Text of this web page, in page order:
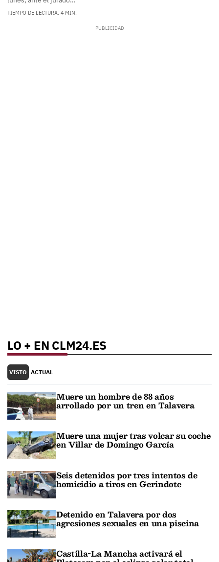
TIEMPO DE LECTURA: 4 MIN.
LO + EN CLM24.ES
VISTO ACTUAL
Muere un hombre de 88 años
arrollado por un tren en Talavera
Muere una mujer tras volcar su coche
en Villar de Domingo García
Seis detenidos por tres intentos de
homicidio a tiros en Gerindote
Detenido en Talavera por dos
agresiones sexuales en una piscina
Castilla-La Mancha activará el